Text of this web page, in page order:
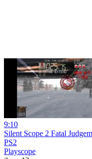
9:10
Silent Scope 2 Fatal
PS2
Playscope